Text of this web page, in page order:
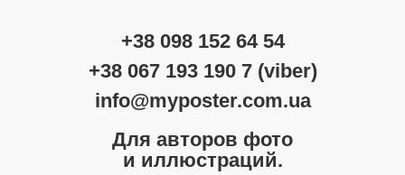
+38 098 152 64 54
+38 067 193 190 7 (viber)
info@myposter.com.ua
Для авторов фото
и иллюстраций.